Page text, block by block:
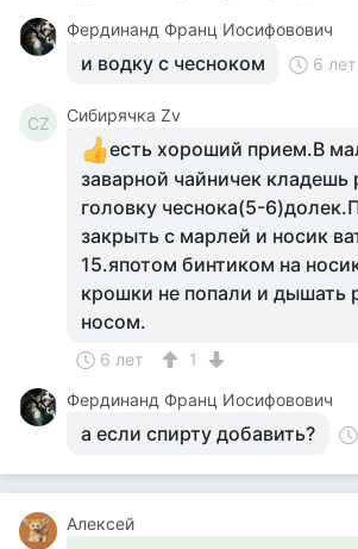
Фердинанд Франц Иосифовович
и водку с чесноком 6 лет
СZ Сибирячка Zv
есть хороший прием.В
заварной чайничек кладешь
головку чеснока(5-
закрыть с марлей и носик
15.япотом бинтиком на
крошки не попали и дышать
носом.
6 лет
1
Фердинанд Франц Иосифовович
а если спирту добавить?
Алексей